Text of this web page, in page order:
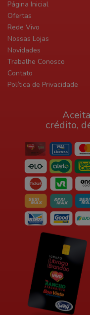
Página Inicial
Ofertas
Rede Vivo
Nossas Lojas
Novidades
Trabalhe Conosco
Contato
Política de Privacidade
crédito,